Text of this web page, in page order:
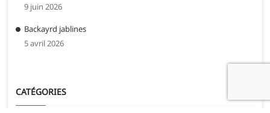
9 juin 2026
Backayrd jablines
5 avril 2026
CATÉGORIES